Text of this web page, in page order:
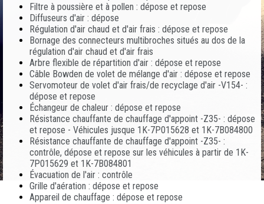
Filtre à poussière et à pollen : dépose et repose
Diffuseurs d'air : dépose
Régulation d'air chaud et d'air frais : dépose et repose
Bornage des connecteurs multibroches situés au dos de la
régulation d'air chaud et d'air frais
Arbre flexible de répartition d'air : dépose et repose
Câble Bowden de volet de mélange d'air : dépose et repose
Servomoteur de volet d'air frais/de recyclage d'air -V154- :
dépose et repose
Échangeur de chaleur : dépose et repose
Résistance chauffante de chauffage d'appoint -Z35- : dépose
et repose - Véhicules jusque 1K-7P015628 et 1K-7B084800
Résistance chauffante de chauffage d'appoint -Z35- :
contrôle, dépose et repose sur les véhicules à partir de 1K-
7P015629 et 1K-7B084801
Évacuation de l'air : contrôle
Grille d'aération : dépose et repose
Appareil de chauffage : dépose et repose